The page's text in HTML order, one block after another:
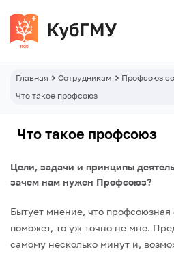
Главная Сотрудникам
Профсоюз
Что такое профсоюз
Что такое профсоюз
Цели, задачи и принципы
зачем нам нужен Профсоюз?
Бытует мнение, что
поможет, то уж точно не мне.
самому несколько минут и,